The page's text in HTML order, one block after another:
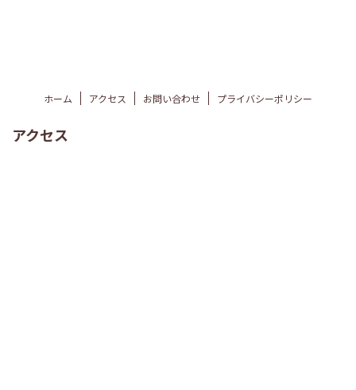
ホーム アクセス お問い合わせ プライバシーポリシー
アクセス